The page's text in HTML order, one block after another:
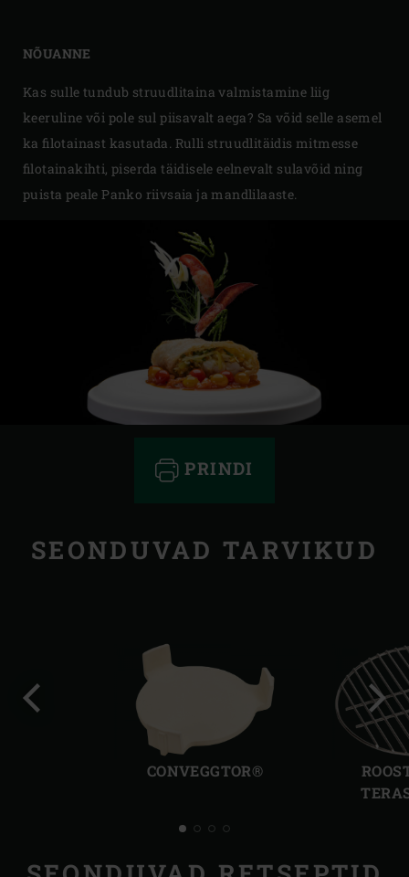
NÕUANNE
Kas sulle tundub struudlitaina valmistamine liig
keeruline või pole sul piisavalt aega? Sa võid selle asemel
ka filotainast kasutada. Rulli struudlitäidis mitmesse
filotainakihti, piserda täidisele eelnevalt sulavõid ning
puista peale Panko riivsaia ja mandlilaaste.
PRINDI
SEONDUVAD TARVIKUD
CONVEGGTOR®
slaid